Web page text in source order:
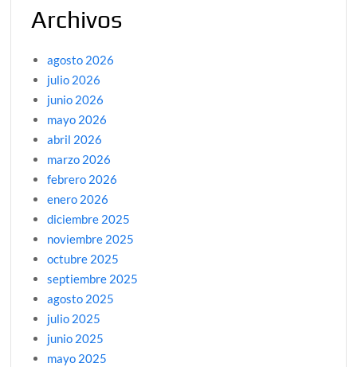
Archivos
agosto 2026
julio 2026
junio 2026
mayo 2026
abril 2026
marzo 2026
febrero 2026
enero 2026
diciembre 2025
noviembre 2025
octubre 2025
septiembre 2025
agosto 2025
julio 2025
junio 2025
mayo 2025